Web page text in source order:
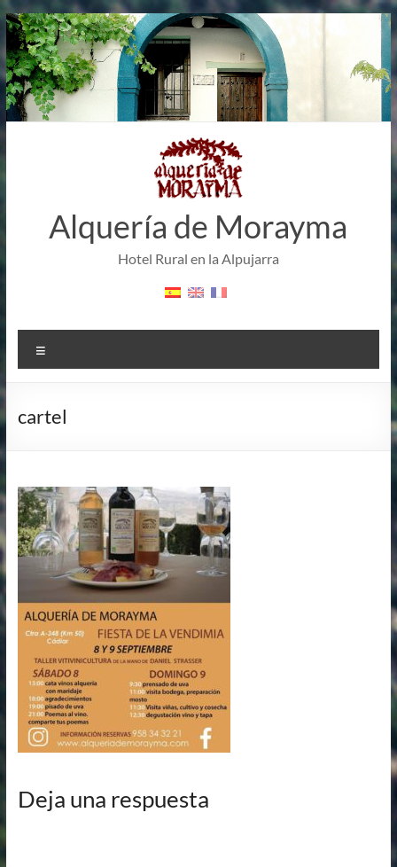
Saltar
al
contenido
Alquería de Morayma
Hotel Rural en la Alpujarra
cartel
Deja una respuesta